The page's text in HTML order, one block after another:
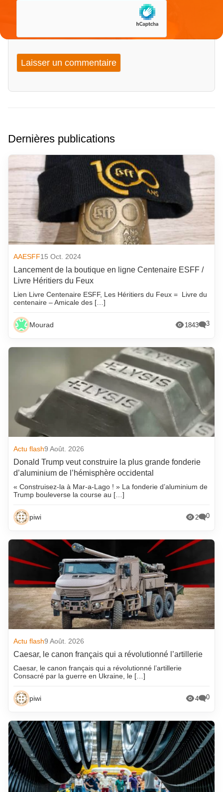
Dernières publications
AAESFF15 Oct. 2024
Lancement de la boutique en ligne Centenaire ESFF /
Livre Héritiers du Feux
Lien Livre Centenaire ESFF, Les Héritiers du Feux = Livre du
centenaire – Amicale des […]
Mourad 1843 3
Actu flash9 Août. 2026
Donald Trump veut construire la plus grande fonderie
d’aluminium de l’hémisphère occidental
« Construisez-la à Mar-a-Lago ! » La fonderie d’aluminium de
Trump bouleverse la course au […]
piwi 2 0
Actu flash9 Août. 2026
Caesar, le canon français qui a révolutionné l’artillerie
Caesar, le canon français qui a révolutionné l’artillerie
Consacré par la guerre en Ukraine, le […]
piwi 4 0